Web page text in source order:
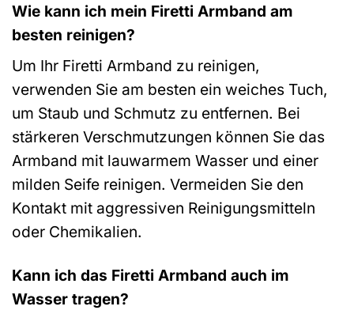
Wie kann ich mein Firetti Armband am
besten reinigen?
Um Ihr Firetti Armband zu reinigen,
verwenden Sie am besten ein weiches Tuch,
um Staub und Schmutz zu entfernen. Bei
stärkeren Verschmutzungen können Sie das
Armband mit lauwarmem Wasser und einer
milden Seife reinigen. Vermeiden Sie den
Kontakt mit aggressiven Reinigungsmitteln
oder Chemikalien.
Kann ich das Firetti Armband auch im
Wasser tragen?